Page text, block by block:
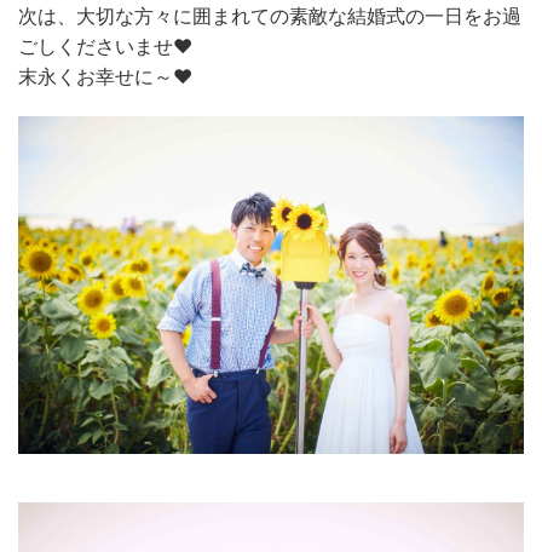
次は、大切な方々に囲まれての素敵な結婚式の一日をお過
ごしくださいませ❤
末永くお幸せに～❤